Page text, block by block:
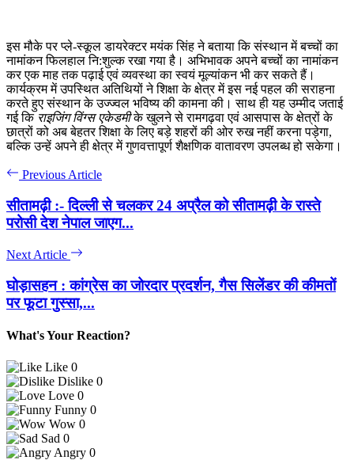
इस मौके पर प्ले-स्कूल डायरेक्टर मयंक सिंह ने बताया कि संस्थान में बच्चों का
नामांकन फिलहाल नि:शुल्क रखा गया है। अभिभावक अपने बच्चों का नामांकन
कर एक माह तक पढ़ाई एवं व्यवस्था का स्वयं मूल्यांकन भी कर सकते हैं।
कार्यक्रम में उपस्थित अतिथियों ने शिक्षा के क्षेत्र में इस नई पहल की सराहना
करते हुए संस्थान के उज्ज्वल भविष्य की कामना की। साथ ही यह उम्मीद जताई
गई कि राइजिंग विंग्स एकेडमीके खुलने से रामगढ़वा एवं आसपास के क्षेत्रों के
छात्रों को अब बेहतर शिक्षा के लिए बड़े शहरों की ओर रुख नहीं करना पड़ेगा,
बल्कि उन्हें अपने ही क्षेत्र में गुणवत्तापूर्ण शैक्षणिक वातावरण उपलब्ध हो सकेगा।
Previous Article
सीतामढ़ी :- दिल्ली से चलकर 24 अप्रैल को सीतामढ़ी के रास्ते
परोसी देश नेपाल जाएग...
Next Article
घोड़ासहन : कांग्रेस का जोरदार प्रदर्शन, गैस सिलेंडर की कीमतों
पर फूटा गुस्सा,...
What's Your Reaction?
Like 0
Dislike 0
Love 0
Funny 0
Wow 0
Sad 0
Angry 0